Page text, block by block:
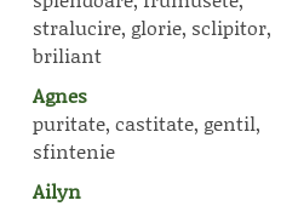
stralucire, glorie, sclipitor,
briliant
Agnes
puritate, castitate, gentil,
sfintenie
Ailyn